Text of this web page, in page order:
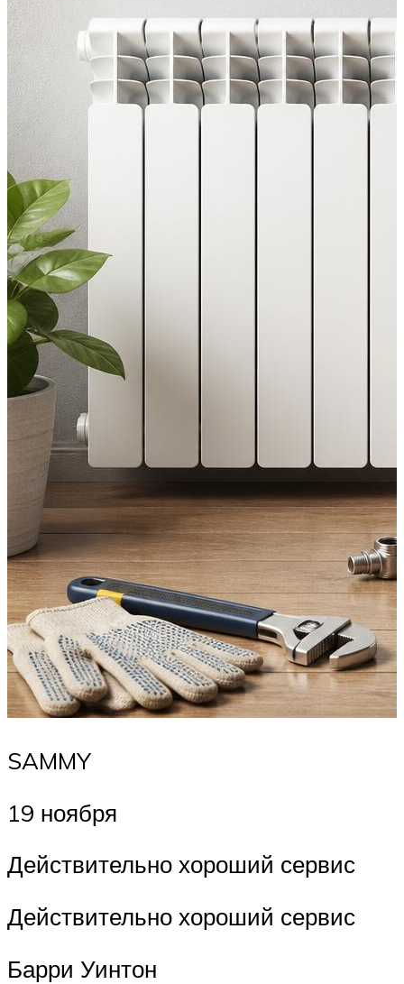
SAMMY
19 ноября
Действительно хороший сервис
Действительно хороший сервис
Барри Уинтон